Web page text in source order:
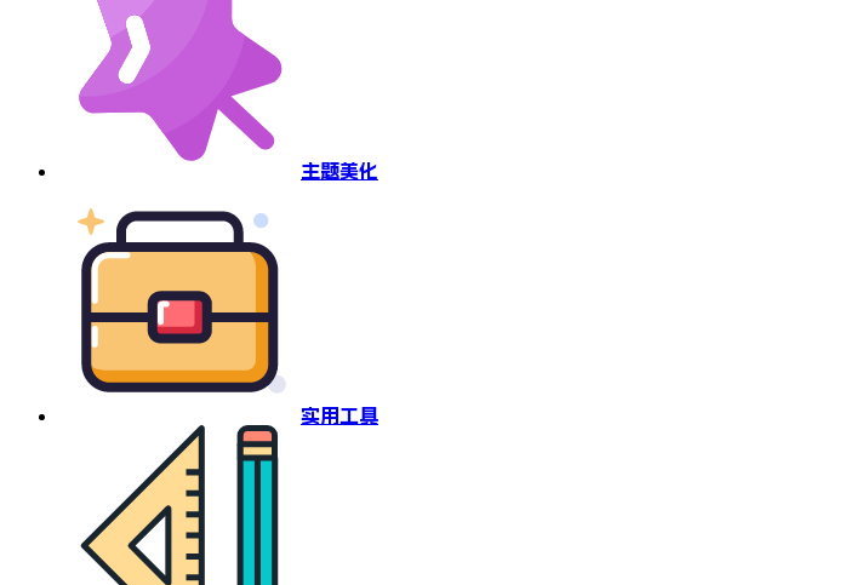
主题美化
实用工具